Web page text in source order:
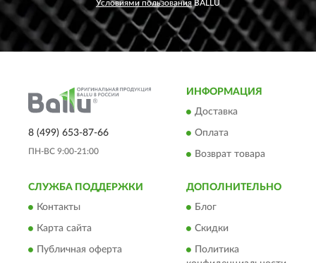
Условиями пользованияBALLU
8 (499) 653-87-66
ПН-ВС 9:00-21:00
ИНФОРМАЦИЯ
Доставка
Оплата
Возврат товара
СЛУЖБА ПОДДЕРЖКИ
Контакты
Карта сайта
Публичная оферта
ДОПОЛНИТЕЛЬНО
Блог
Скидки
Политика